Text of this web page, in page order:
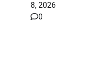
8, 2026
0